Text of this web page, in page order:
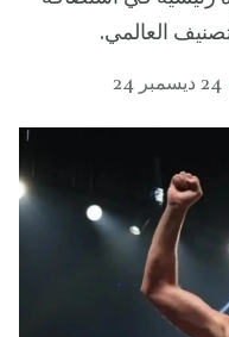
العالمي.
24 ديسمبر 24